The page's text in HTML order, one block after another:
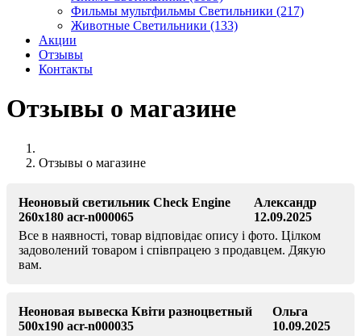
Фильмы мультфильмы Светильники (217)
Животные Светильники (133)
Акции
Отзывы
Контакты
Отзывы о магазине
Отзывы о магазине
Неоновый светильник Check Engine
260х180 acr-n000065
Александр
12.09.2025
Все в наявності, товар відповідає опису і фото. Цілком
задоволений товаром і співпрацею з продавцем. Дякую
вам.
Неоновая вывеска Квіти разноцветный
500х190 acr-n000035
Ольга
10.09.2025